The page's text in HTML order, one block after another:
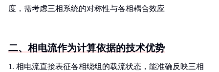
度，需考虑三相系统的对称性与各相耦合效应
二、相电流作为计算依据的技术优势
1. 相电流直接表征各相绕组的载流状态，能准确反映三相